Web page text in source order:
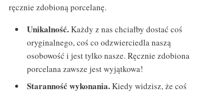
ręcznie zdobioną porcelanę.
Unikalność.Każdy z nas chciałby dostać coś
oryginalnego, coś co odzwierciedla naszą
osobowość i jest tylko nasze. Ręcznie zdobiona
porcelana zawsze jest wyjątkowa!
Staranność wykonania.Kiedy widzisz, że coś